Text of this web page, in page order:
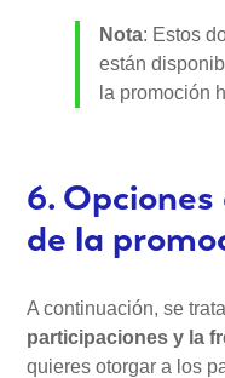
Nota: Estos
están
la promoción
6.
de la
A continuación, se
participaciones y la
quieres otorgar a los